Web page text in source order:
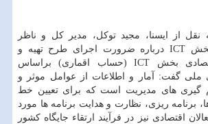
از ایسنا، مجید توكل، مدیر كل و ناظر
حسابهای اقتصادی بخش ICT درباره ضرورت اجرای طرح تهیه و
تدوین حسابهای اقتصادی بخش ICT (حساب اقماری) براساس
گفت: آمار و اطلاعات از عوامل موثر و
گیری های مدیریت است كه برای تعیین خط
برنامه ریزی، نظارت و هدایت برنامه ها مورد
اقتصادی نیز در فرآیند ارتقاء جایگاه كشور